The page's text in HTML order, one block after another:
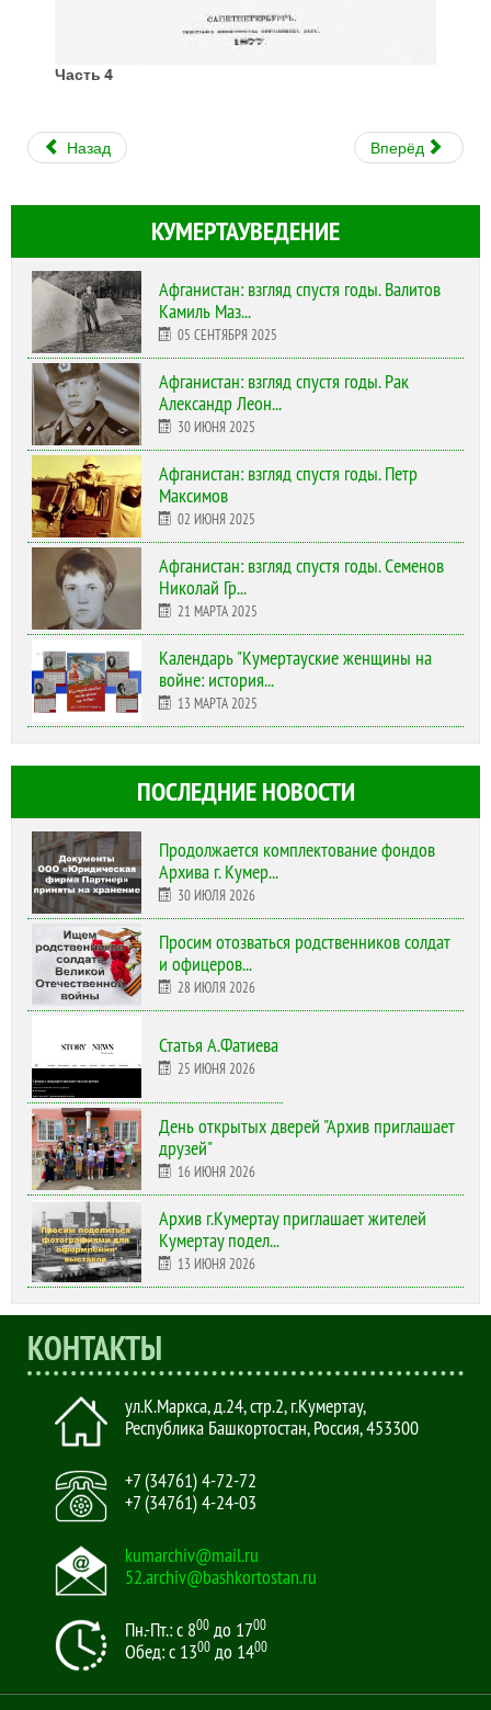
Часть 4
Назад Вперёд
КУМЕРТАУВЕДЕНИЕ
Афганистан: взгляд спустя годы. Валитов
Камиль Маз...
05 СЕНТЯБРЯ 2025
Афганистан: взгляд спустя годы. Рак
Александр Леон...
30 ИЮНЯ 2025
Афганистан: взгляд спустя годы. Петр
Максимов
02 ИЮНЯ 2025
Афганистан: взгляд спустя годы. Семенов
Николай Гр...
21 МАРТА 2025
Календарь "Кумертауские женщины на
войне: история...
13 МАРТА 2025
ПОСЛЕДНИЕ НОВОСТИ
Продолжается комплектование фондов
Архива г. Кумер...
30 ИЮЛЯ 2026
Просим отозваться родственников солдат
и офицеров...
28 ИЮЛЯ 2026
Статья А.Фатиева
25 ИЮНЯ 2026
День открытых дверей "Архив приглашает
друзей"
16 ИЮНЯ 2026
Архив г.Кумертау приглашает жителей
Кумертау подел...
13 ИЮНЯ 2026
КОНТАКТЫ
ул.К.Маркса, д.24, стр.2,г.Кумертау,
Республика Башкортостан, Россия,453300
+7 (34761) 4-72-72
+7 (34761) 4-24-03
kumarchiv@mail.ru
52.archiv@bashkortostan.ru
Пн.-Пт.: с 800 до 1700
Обед: с 1300 до 1400